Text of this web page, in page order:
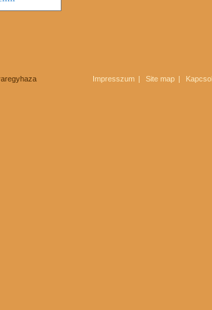
Impresszum Site map